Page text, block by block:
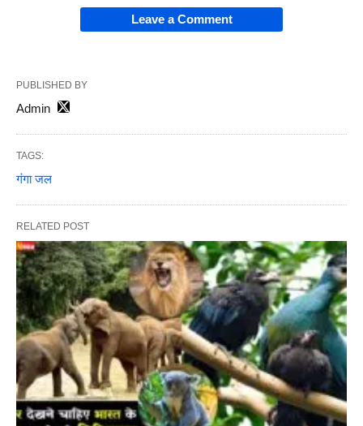
Leave a Comment
PUBLISHED BY
Admin
TAGS:
गंगा जल
RELATED POST